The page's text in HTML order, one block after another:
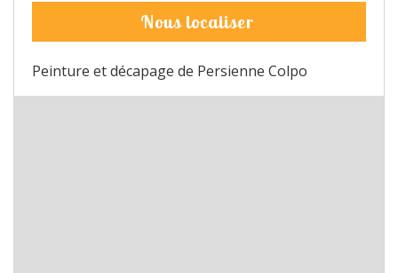
Nous localiser
Peinture et décapage de Persienne Colpo